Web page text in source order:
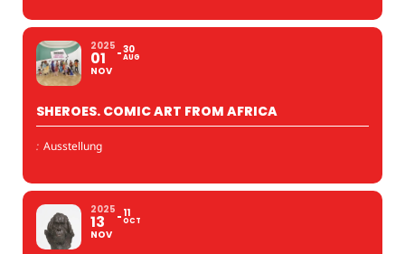
2025
01
NOV
30
AUG
SHEROES. COMIC ART FROM AFRICA
: Ausstellung
2025
13
NOV
11
OCT